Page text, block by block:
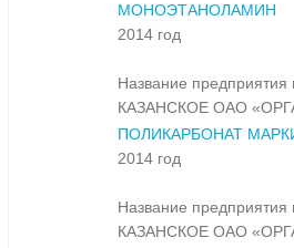
МОНОЭТАНОЛАМИН
2014 год
Название предприятия
КАЗАНСКОЕ ОАО
ПОЛИКАРБОНАТ
2014 год
Название предприятия
КАЗАНСКОЕ ОАО